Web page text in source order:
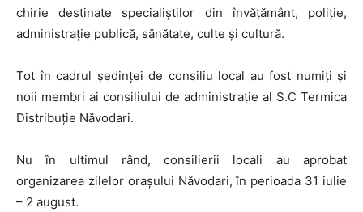
chirie destinate specialiștilor din învățământ, poliție,
administrație publică, sănătate, culte și cultură.
Tot în cadrul ședinței de consiliu local au fost numiți și
noii membri ai consiliului de administrație al S.C Termica
Distribuție Năvodari.
Nu în ultimul rând, consilierii locali au aprobat
organizarea zilelor orașului Năvodari, în perioada 31 iulie
– 2 august.